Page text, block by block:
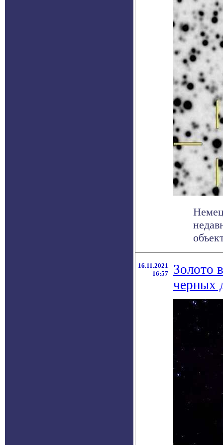
16.11.2021
16:57
Золото
черных